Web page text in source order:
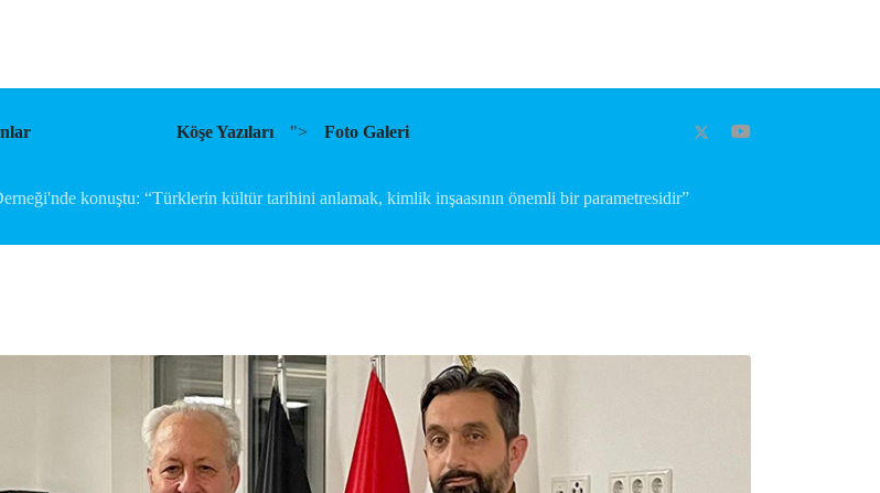
Köşe Yazıları "> Foto Galeri
konuştu: “Türklerin kültür tarihini anlamak, kimlik inşaasının önemli bir parametresidir”